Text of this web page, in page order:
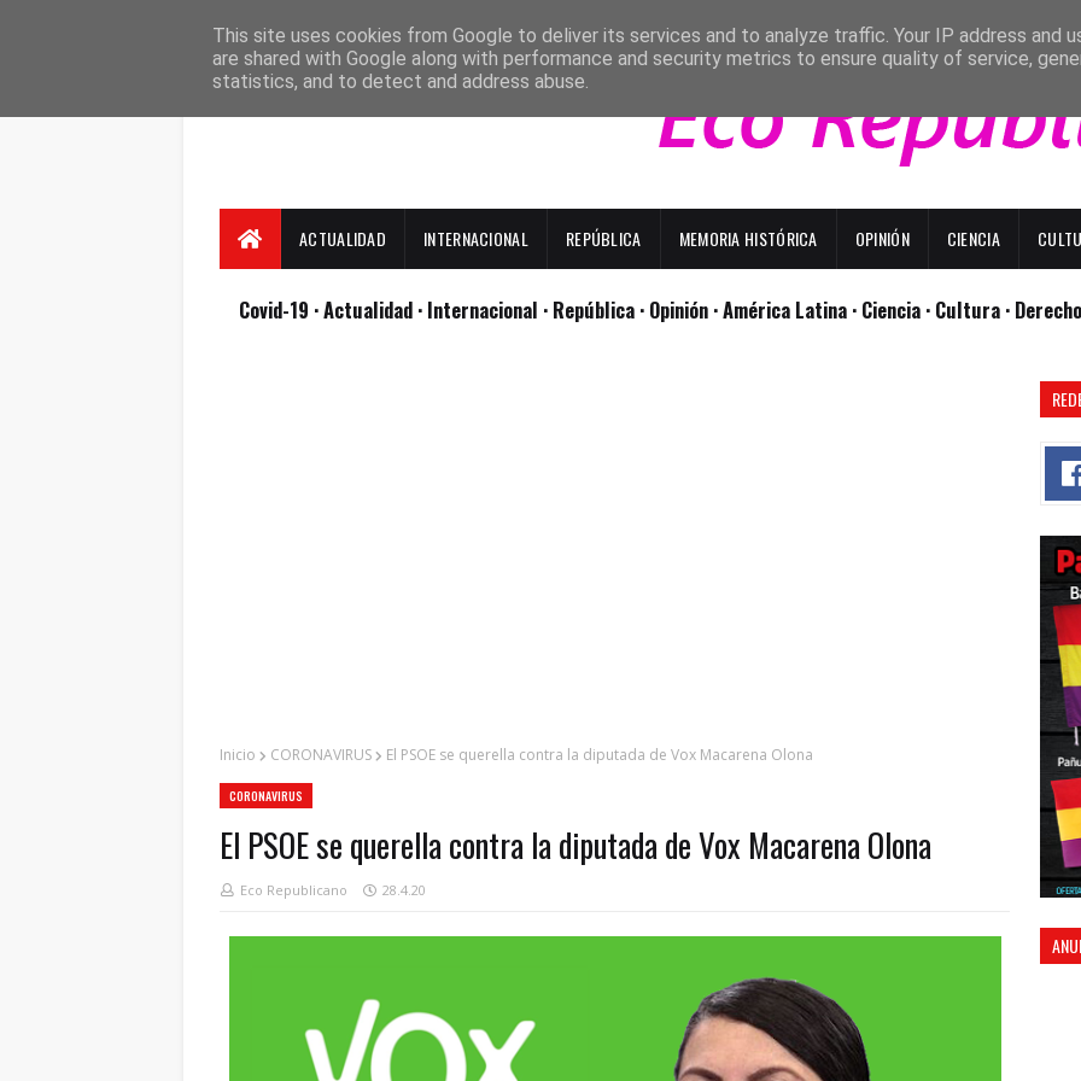
ACTUALIDAD INTERNACIONAL REPÚBLICA MEMORIA HISTÓRICA OPINIÓN CIENCIA
Covid-19 · Actualidad · Internacional · República · Opinión · América Latina · Ciencia · Cultura ·
Inicio CORONAVIRUS El PSOE se querella contra la diputada de Vox Macarena Olona
CORONAVIRUS
El PSOE se querella contra la diputada de Vox Macarena Olona
Eco Republicano 28.4.20
This site uses cookies from Google to deliver its services and to analyze traffic. Your IP address and
are shared with Google along with performance and security metrics to ensure quality of service,
statistics, and to detect and address abuse.